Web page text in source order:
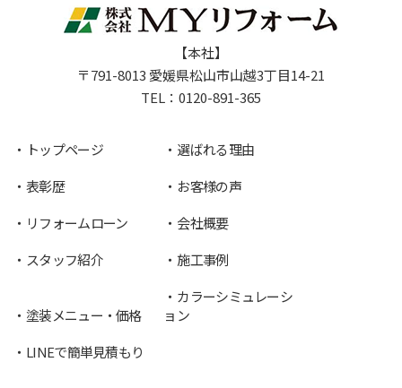
【本社】
〒791-8013 愛媛県松山市山越3丁目14-21
TEL： 0120-891-365
トップページ
選ばれる理由
表彰歴
お客様の声
リフォームローン
会社概要
スタッフ紹介
施工事例
塗装メニュー・価格
カラーシミュレーシ
ョン
LINEで簡単見積もり